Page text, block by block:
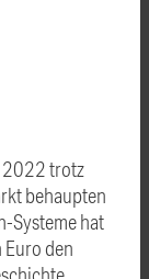
2022 trotz
behaupten
Systeme hat
den